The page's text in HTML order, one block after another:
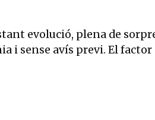
evolució, plena de
sense avís previ. El